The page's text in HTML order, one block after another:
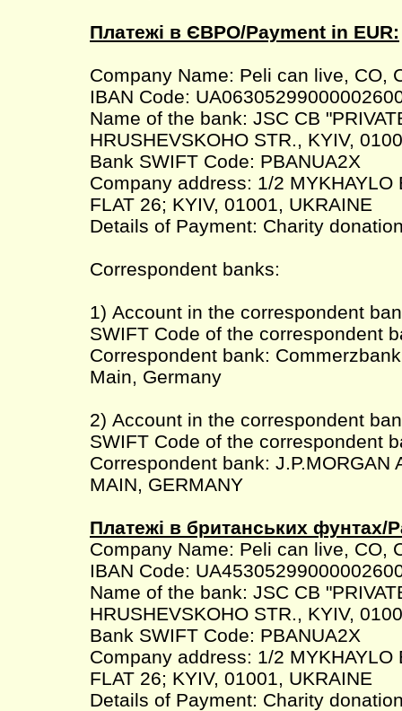
Платежі в ЄВРО/Payment in EUR:
Company Name: Peli can live, CO,
IBAN Code:
Name of the bank: JSC CB
HRUSHEVSKOHO STR., KYIV,
Bank SWIFT Code: PBANUA2X
Company address: 1/2 MYKHAYLO
FLAT 26; KYIV, 01001, UKRAINE
Details of Payment: Charity
Correspondent banks:
1) Account in the correspondent
SWIFT Code of the correspondent
Correspondent bank:
Main, Germany
2) Account in the correspondent
SWIFT Code of the correspondent
Correspondent bank: J.P.MORGAN
MAIN, GERMANY
Платежі в британських фунтах/
Company Name: Peli can live, CO,
IBAN Code:
Name of the bank: JSC CB
HRUSHEVSKOHO STR., KYIV,
Bank SWIFT Code: PBANUA2X
Company address: 1/2 MYKHAYLO
FLAT 26; KYIV, 01001, UKRAINE
Details of Payment: Charity